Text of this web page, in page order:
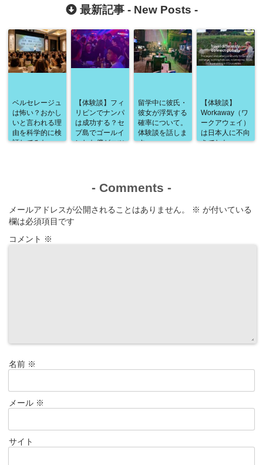
最新記事 - New Posts -
ベルセレージュ
は怖い？おかし
いと言われる理
由を科学的に検
証してみた
【体験談】フィ
リピンでナンパ
は成功する？セ
ブ島でゴールイ
ンした僕がコツ
留学中に彼氏・
彼女が浮気する
確率について。
体験談を話しま
す
【体験談】
Workaway（ワ
ークアウェイ）
は日本人に不向
きでした
- Comments -
メールアドレスが公開されることはありません。 ※ が付いている
欄は必須項目です
コメント ※
名前 ※
メール ※
サイト